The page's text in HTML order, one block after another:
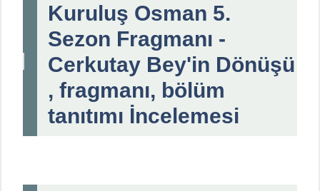
Kuruluş Osman 5.
Sezon Fragmanı -
Cerkutay Bey'in Dönüşü
, fragmanı, bölüm
tanıtımı İncelemesi